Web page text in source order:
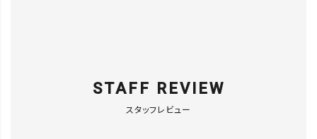
STAFF REVIEW
スタッフレビュー